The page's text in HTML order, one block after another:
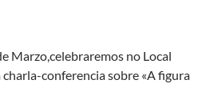
Marzo,celebraremos no Local
charla-conferencia sobre «A figura